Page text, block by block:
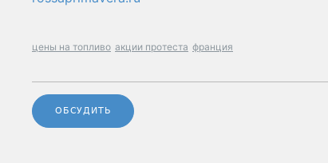
цены на топливо акции протеста франция
ОБСУДИТЬ